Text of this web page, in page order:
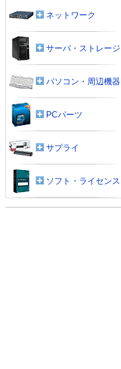
ネットワーク
サーバ・ストレージ
パソコン・周辺機器
PCパーツ
サプライ
ソフト・ライセンス